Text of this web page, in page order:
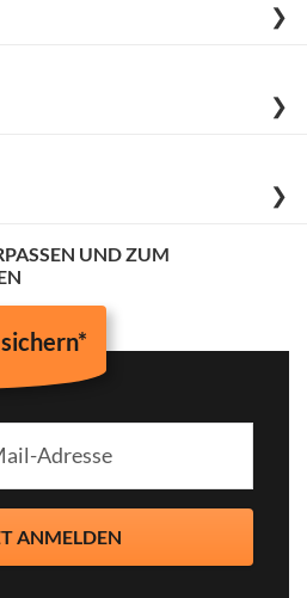
❯
❯
❯
UND ZUM
ANMELDEN